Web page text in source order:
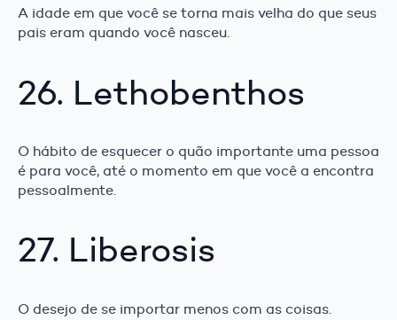
A idade em que você se torna mais velha do que seus
pais eram quando você nasceu.
26. Lethobenthos
O hábito de esquecer o quão importante uma pessoa
é para você, até o momento em que você a encontra
pessoalmente.
27. Liberosis
O desejo de se importar menos com as coisas.